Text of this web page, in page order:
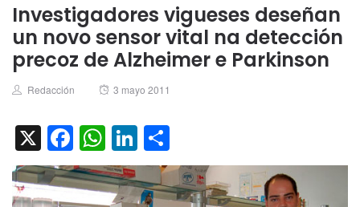
Investigadores vigueses deseñan
un novo sensor vital na detección
precoz de Alzheimer e Parkinson
Author
Redacción
Posted
3 mayo 2011
X Facebook
WhatsApp
LinkedIn